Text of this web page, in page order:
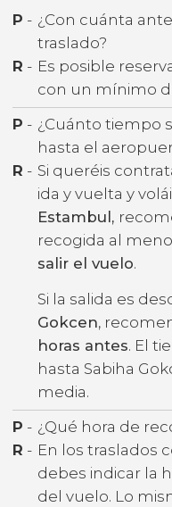
P - ¿Con cuánta
traslado?
R - Es posible
con un mínimo
P - ¿Cuánto tiempo
hasta el
R - Si queréis
ida y vuelta y
Estambul,
recogida al
salir el vuelo.
Si la salida es
Gokcen,
horas antes. El
hasta Sabiha
media.
P - ¿Qué hora de
R - En los traslados
debes indicar la
del vuelo. Lo